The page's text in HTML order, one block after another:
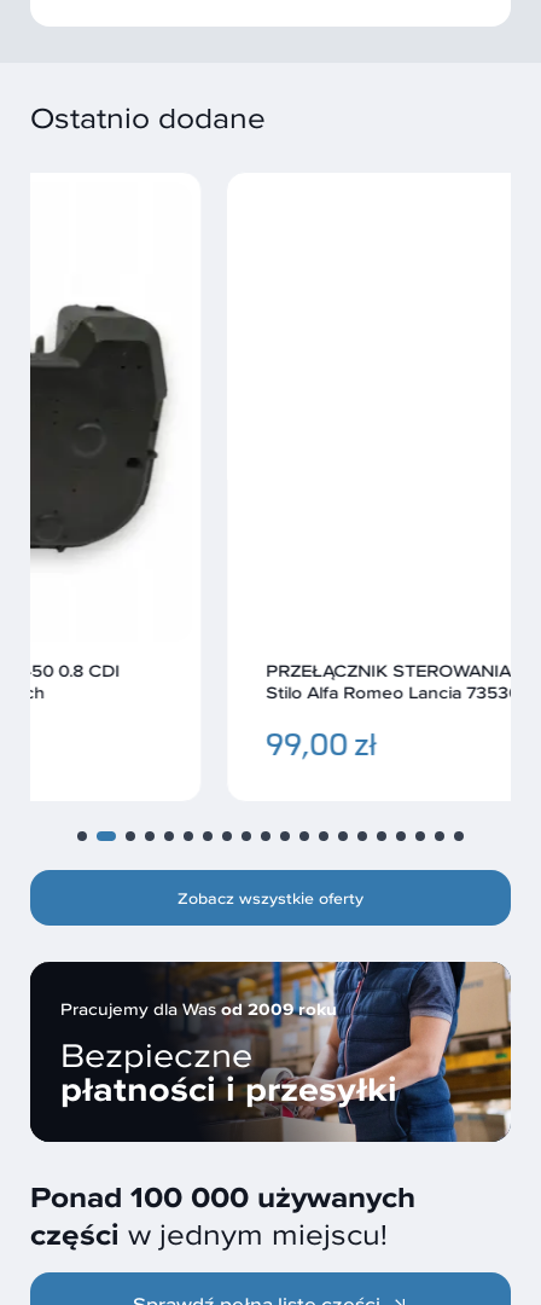
Ostatnio dodane
PRZEŁĄCZNIK STEROWANIA SZYBAMI Fiat
Stilo Alfa Romeo Lancia 735360607 OEM
Zobacz wszystkie oferty
Pracujemy dla Wasod 2009 roku
Bezpieczne
płatności i przesyłki
Ponad 100 000 używanych
części w jednym miejscu!